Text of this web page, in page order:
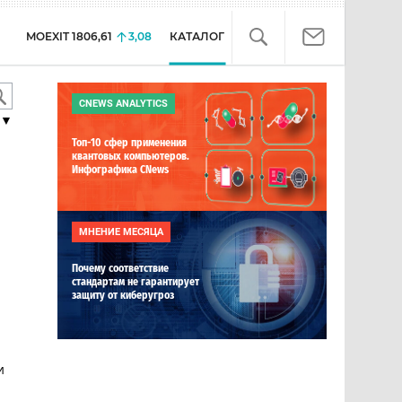
MOEXIT 1806,61 3,08 КАТАЛОГ
CNEWS ANALYTICS
Топ-10 сфер применения
квантовых компьютеров.
Инфографика CNews
МНЕНИЕ МЕСЯЦА
Почему соответствие
стандартам не гарантирует
защиту от киберугроз